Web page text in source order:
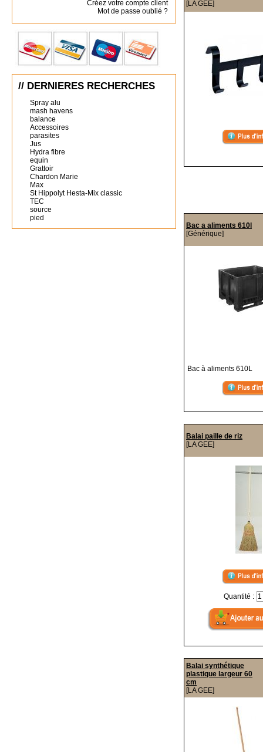
Créez votre compte client
Mot de passe oublié ?
// DERNIERES RECHERCHES
Spray alu
mash havens
balance
Accessoires
parasites
Jus
Hydra fibre
equin
Grattoir
Chardon Marie
Max
St Hippolyt Hesta-Mix classic
TEC
source
pied
[LA GEE]
Bac a aliments 610l
[Générique]
Bac à aliments 610L
Balai paille de riz
[LA GEE]
Quantité :
Balai synthétique
plastique largeur 60
cm
[LA GEE]